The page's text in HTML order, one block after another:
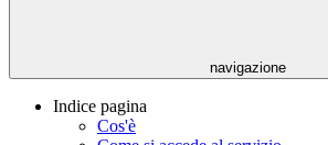
navigazione
Indice pagina
Cos'è